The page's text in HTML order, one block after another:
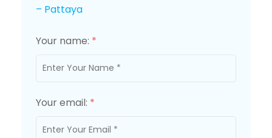
– Pattaya
Your name: *
Your email: *